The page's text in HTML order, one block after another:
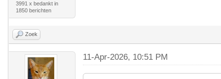
3991 x bedankt in
1850 berichten
Zoek
11-Apr-2026, 10:51 PM